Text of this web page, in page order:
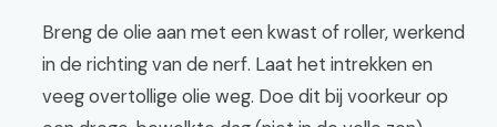
Breng de olie aan met een kwast of roller, werkend
in de richting van de nerf. Laat het intrekken en
veeg overtollige olie weg. Doe dit bij voorkeur op